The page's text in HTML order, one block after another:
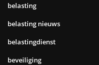
belasting
belasting nieuws
belastingdienst
beveiliging